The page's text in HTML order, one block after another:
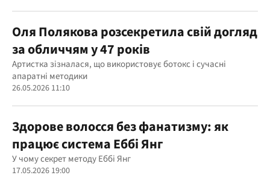
Оля Полякова розсекретила свій догляд
за обличчям у 47 років
Артистка зізналася, що використовує ботокс і сучасні
апаратні методики
26.05.2026 11:10
Здорове волосся без фанатизму: як
працює система Еббі Янг
У чому секрет методу Еббі Янг
17.05.2026 19:00